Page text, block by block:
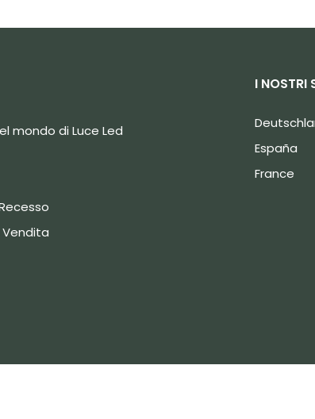
mondo di Luce Led
Vendita
I NOSTRI
España
France